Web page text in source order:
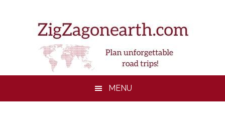
MENU